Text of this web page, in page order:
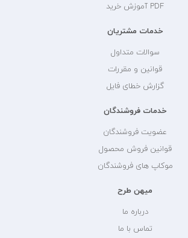
PDF آموزش خرید
خدمات مشتریان
سوالات متداول
قوانین و مقررات
گزارش خطای فایل
خدمات فروشندگان
عضویت فروشندگان
قوانین فروش محصول
موکاپ های فروشندگان
میهن طرح
درباره ما
تماس با ما